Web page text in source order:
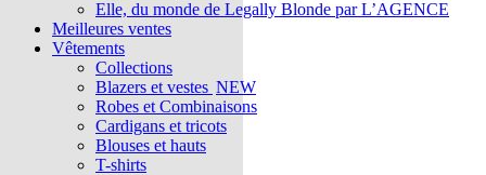
Elle, du monde de Legally Blonde par L’AGENCE
Meilleures ventes
Vêtements
Collections
Blazers et vestes NEW
Robes et Combinaisons
Cardigans et tricots
Blouses et hauts
T-shirts